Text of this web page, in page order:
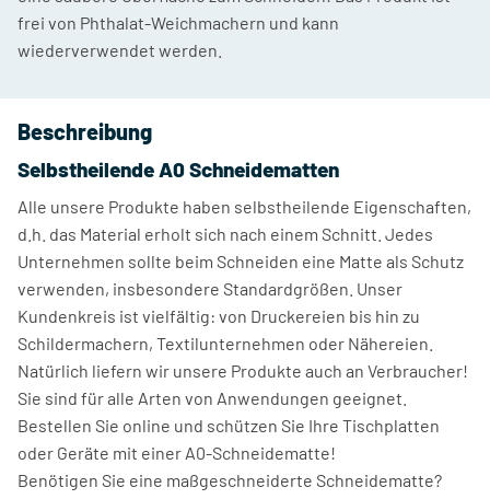
frei von Phthalat-Weichmachern und kann
wiederverwendet werden.
Beschreibung
Selbstheilende A0 Schneidematten
Alle unsere Produkte haben selbstheilende Eigenschaften,
d.h. das Material erholt sich nach einem Schnitt. Jedes
Unternehmen sollte beim Schneiden eine Matte als Schutz
verwenden, insbesondere Standardgrößen. Unser
Kundenkreis ist vielfältig: von Druckereien bis hin zu
Schildermachern, Textilunternehmen oder Nähereien.
Natürlich liefern wir unsere Produkte auch an Verbraucher!
Sie sind für alle Arten von Anwendungen geeignet.
Bestellen Sie online und schützen Sie Ihre Tischplatten
oder Geräte mit einer A0-Schneidematte!
Benötigen Sie eine maßgeschneiderte Schneidematte?